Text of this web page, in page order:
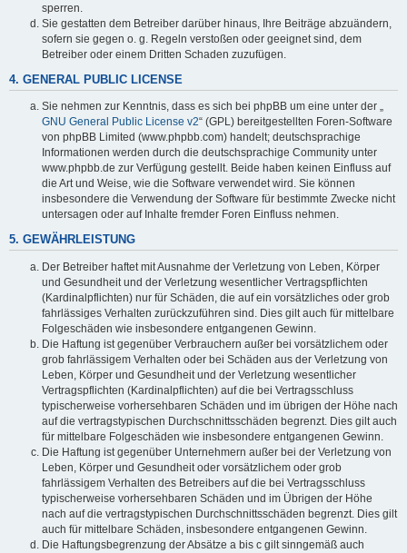
sperren.
Sie gestatten dem Betreiber darüber hinaus, Ihre Beiträge abzuändern,
sofern sie gegen o. g. Regeln verstoßen oder geeignet sind, dem
Betreiber oder einem Dritten Schaden zuzufügen.
4. GENERAL PUBLIC LICENSE
Sie nehmen zur Kenntnis, dass es sich bei phpBB um eine unter der „
GNU General Public License v2“ (GPL) bereitgestellten Foren-Software
von phpBB Limited (www.phpbb.com) handelt; deutschsprachige
Informationen werden durch die deutschsprachige Community unter
www.phpbb.de zur Verfügung gestellt. Beide haben keinen Einfluss auf
die Art und Weise, wie die Software verwendet wird. Sie können
insbesondere die Verwendung der Software für bestimmte Zwecke nicht
untersagen oder auf Inhalte fremder Foren Einfluss nehmen.
5. GEWÄHRLEISTUNG
Der Betreiber haftet mit Ausnahme der Verletzung von Leben, Körper
und Gesundheit und der Verletzung wesentlicher Vertragspflichten
(Kardinalpflichten) nur für Schäden, die auf ein vorsätzliches oder grob
fahrlässiges Verhalten zurückzuführen sind. Dies gilt auch für mittelbare
Folgeschäden wie insbesondere entgangenen Gewinn.
Die Haftung ist gegenüber Verbrauchern außer bei vorsätzlichem oder
grob fahrlässigem Verhalten oder bei Schäden aus der Verletzung von
Leben, Körper und Gesundheit und der Verletzung wesentlicher
Vertragspflichten (Kardinalpflichten) auf die bei Vertragsschluss
typischerweise vorhersehbaren Schäden und im übrigen der Höhe nach
auf die vertragstypischen Durchschnittsschäden begrenzt. Dies gilt auch
für mittelbare Folgeschäden wie insbesondere entgangenen Gewinn.
Die Haftung ist gegenüber Unternehmern außer bei der Verletzung von
Leben, Körper und Gesundheit oder vorsätzlichem oder grob
fahrlässigem Verhalten des Betreibers auf die bei Vertragsschluss
typischerweise vorhersehbaren Schäden und im Übrigen der Höhe
nach auf die vertragstypischen Durchschnittsschäden begrenzt. Dies gilt
auch für mittelbare Schäden, insbesondere entgangenen Gewinn.
Die Haftungsbegrenzung der Absätze a bis c gilt sinngemäß auch